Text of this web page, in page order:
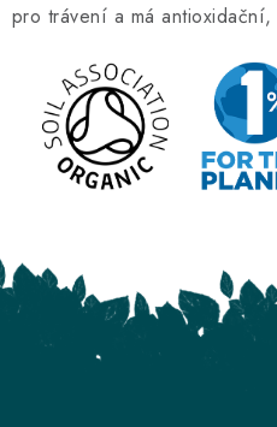
pro trávení a má